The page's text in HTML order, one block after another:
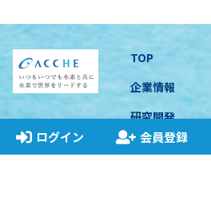
TOP
企業情報
研究開発
製品のご紹介
ログイン 会員登録